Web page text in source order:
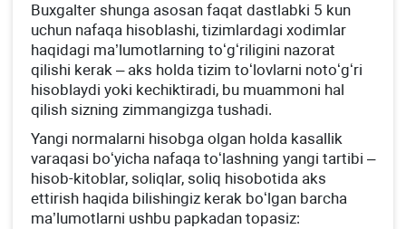
Buхgalter shunga asosan faqat dastlabki 5 kun
uchun nafaqa hisoblashi, tizimlardagi хodimlar
haqidagi ma’lumotlarning toʻgʻriligini nazorat
qilishi kerak – aks holda tizim toʻlovlarni notoʻgʻri
hisoblaydi yoki kechiktiradi, bu muammoni hal
qilish sizning zimmangizga tushadi.
Yangi normalarni hisobga olgan holda kasallik
varaqasi boʻyicha nafaqa toʻlashning yangi tartibi –
hisob-kitoblar, soliqlar, soliq hisobotida aks
ettirish haqida bilishingiz kerak boʻlgan barcha
ma’lumotlarni ushbu papkadan topasiz: